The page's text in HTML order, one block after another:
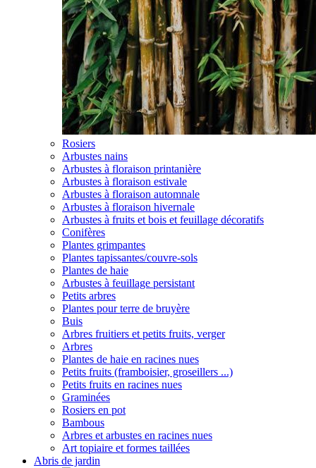
Rosiers
Arbustes nains
Arbustes à floraison printanière
Arbustes à floraison estivale
Arbustes à floraison automnale
Arbustes à floraison hivernale
Arbustes à fruits et bois et feuillage décoratifs
Conifères
Plantes grimpantes
Plantes tapissantes/couvre-sols
Plantes de haie
Arbustes à feuillage persistant
Petits arbres
Plantes pour terre de bruyère
Buis
Arbres fruitiers et petits fruits, verger
Arbres
Plantes de haie en racines nues
Petits fruits (framboisier, groseillers ...)
Petits fruits en racines nues
Graminées
Rosiers en pot
Bambous
Arbres et arbustes en racines nues
Art topiaire et formes taillées
Abris de jardin